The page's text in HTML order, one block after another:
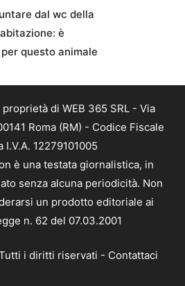
dal wc della
è
questo animale
di WEB 365 SRL - Via
Roma (RM) - Codice Fiscale
I.V.A. 12279101005
è una testata giornalistica, in
senza alcuna periodicità. Non
un prodotto editoriale ai
n. 62 del 07.03.2001
i diritti riservati - Contattaci